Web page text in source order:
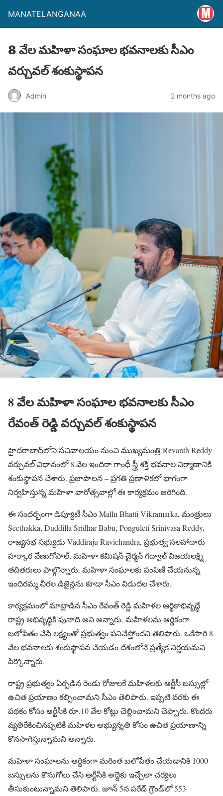
MANATELANGANAA
8 వేల మహిళా సంఘాల భవనాలకు సీఎం
వర్చువల్ శంకుస్థాపన
Admin 2 months ago
8 వేల మహిళా సంఘాల భవనాలకు సీఎం
రేవంత్ రెడ్డి వర్చువల్ శంకుస్థాపన
హైదరాబాద్‌లోని సచివాలయం నుంచి ముఖ్యమంత్రి Revanth Reddy
వర్చువల్ విధానంలో 8 వేల ఇందిరా గాంధీ స్త్రీ శక్తి భవనాల నిర్మాణానికి
శంకుస్థాపన చేశారు. ప్రజాపాలన – ప్రగతి ప్రణాళికలో భాగంగా
నిర్వహిస్తున్న మహిళా వారోత్సవాల్లో ఈ కార్యక్రమం జరిగింది.
ఈ సందర్భంగా డిప్యూటీ సీఎం Mallu Bhatti Vikramarka, మంత్రులు
Seethakka, Duddilla Sridhar Babu, Ponguleti Srinivasa Reddy,
రాజ్యసభ సభ్యుడు Vaddiraju Ravichandra, ప్రభుత్వ సలహాదారు
హర్కార వేణుగోపాల్, మహిళా కమిషన్ చైర్మన్ గద్వాల్ విజయలక్ష్మి
తదితరులు పాల్గొన్నారు. మహిళా సంఘాలకు పంపిణీ చేయనున్న
ఇందిరమ్మ చీరల డిజైన్లను కూడా సీఎం విడుదల చేశారు.
కార్యక్రమంలో మాట్లాడిన సీఎం రేవంత్ రెడ్డి మహిళల ఆర్థికాభివృద్ధే
రాష్ట్ర అభివృద్ధికి పునాది అని అన్నారు. మహిళలను ఆర్థికంగా
బలోపేతం చేసే లక్ష్యంతో ప్రభుత్వం పనిచేస్తోందని తెలిపారు. ఒకేసారి 8
వేల భవనాలకు శంకుస్థాపన చేయడం దేశంలోనే ప్రత్యేక నిర్ణయమని
పేర్కొన్నారు.
రాష్ట్ర ప్రభుత్వం ఏర్పడిన రెండు రోజులకే మహిళలకు ఆర్టీసీ బస్సుల్లో
ఉచిత ప్రయాణం కల్పించామని సీఎం తెలిపారు. ఇప్పటి వరకు ఈ
పథకం కోసం ఆర్టీసీకి రూ.10 వేల కోట్లు చెల్లించామని చెప్పారు. కొందరు
వ్యతిరేకించినప్పటికీ మహిళల అభ్యున్నతి కోసం ఉచిత ప్రయాణాన్ని
కొనసాగిస్తున్నామని అన్నారు.
మహిళా సంఘాలను ఆర్థికంగా మరింత బలోపేతం చేయడానికి 1000
బస్సులను కొనుగోలు చేసి ఆర్టీసీకి అద్దెకు ఇచ్చేలా చర్యలు
తీసుకుంటున్నామని తెలిపారు. జూన్ 5న పరేడ్ గ్రౌండ్‌లో 553